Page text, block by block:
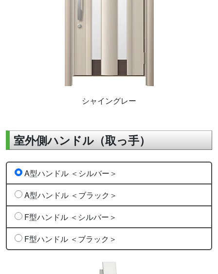
シャイングレー
室外側ハンドル（取っ手）
A型ハンドル ＜シルバー＞
A型ハンドル ＜ブラック＞
F型ハンドル ＜シルバー＞
F型ハンドル ＜ブラック＞